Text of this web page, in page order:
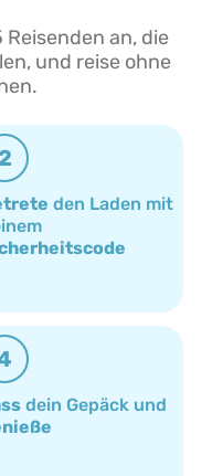
an, die
und reise ohne
den Laden mit
dein Gepäck und